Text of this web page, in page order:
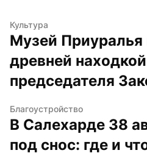
Культура
Музей Приуралья
древней
председателя
Благоустройство
В Салехарде 38
под снос: где и